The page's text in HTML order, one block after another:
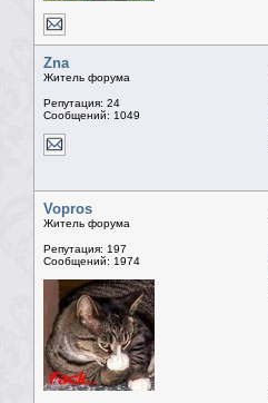
Zna
Житель форума
Репутация: 24
Сообщений: 1049
Vopros
Житель форума
Репутация: 197
Сообщений: 1974